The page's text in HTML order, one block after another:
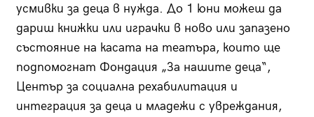
усмивки за деца в нужда. До 1 юни можеш да
дариш книжки или играчки в ново или запазено
състояние на касата на театъра, които ще
подпомогнат Фондация „За нашите деца“,
Център за социална рехабилитация и
интеграция за деца и младежи с увреждания,